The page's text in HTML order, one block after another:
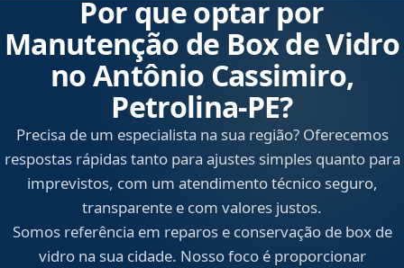
Por que optar por
Manutenção de Box de Vidro
no Antônio Cassimiro,
Petrolina‑PE?
Precisa de um especialista na sua região? Oferecemos
respostas rápidas tanto para ajustes simples quanto para
imprevistos, com um atendimento técnico seguro,
transparente e com valores justos.
Somos referência em reparos e conservação de box de
vidro na sua cidade. Nosso foco é proporcionar